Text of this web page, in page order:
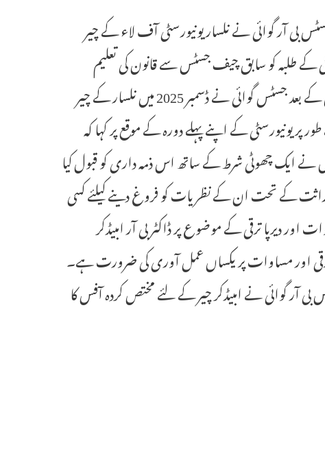
بی آر گوائی نے نلسار یونیورسٹی آف لاء کے چیر
کے طلبہ کو سابق چیف جسٹس سے قانون کی تعلیم
راست طور پر حاصل کرنے کا موقع ملے گا ۔ نومبر 2025 میں سبکدوشی کے بعد جسٹس گوائی نے ڈسمبر 2025 میں نلسار کے چیر
پر یونیورسٹی کے اپنے پہلے دورہ کے موقع پر کہا کہ
نے ایک چھوٹی شرط کے ساتھ اس ذمہ داری کو قبول کیا
وراثت کے تحت ان کے نظریات کو فروغ دینے کیلئے کسی
ترقی کے موضوع پر ڈاکٹر بی آر امبیڈکر
اور مساوات پر یکساں عمل آوری کی ضرورت ہے۔
آر گوائی نے امبیڈکر چیر کے لئے مختص کردہ آفس کا